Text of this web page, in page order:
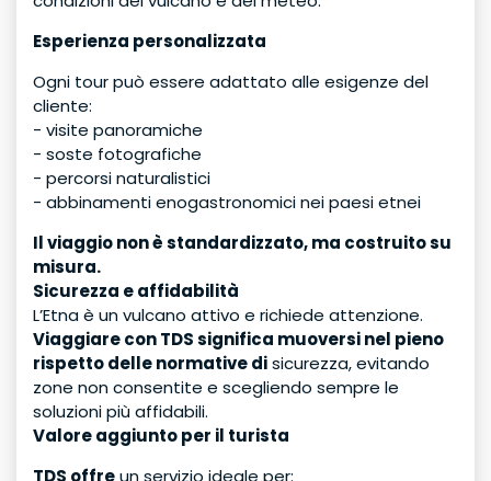
Esperienza personalizzata
Ogni tour può essere adattato alle esigenze del
cliente:
- visite panoramiche
- soste fotografiche
- percorsi naturalistici
- abbinamenti enogastronomici nei paesi etnei
Il viaggio non è standardizzato, ma costruito su
misura.
Sicurezza e affidabilità
L’Etna è un vulcano attivo e richiede attenzione.
Viaggiare con TDS significa muoversi nel pieno
rispetto delle normative disicurezza, evitando
zone non consentite e scegliendo sempre le
soluzioni più affidabili.
Valore aggiunto per il turista
TDS offreun servizio ideale per: